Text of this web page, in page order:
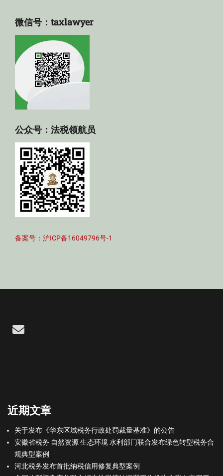
微信号：taxlawyer
公众号：法税领航员
备案号：沪ICP备16049796号-1
Email
近期文章
关于发布《华东区域税务行政处罚裁量基准》的公告
安徽省税务 自然资源 生态环境 水利部门联合发布绿色转型税务合
规典型案例
河北税务发布首批纳税信用修复典型案例